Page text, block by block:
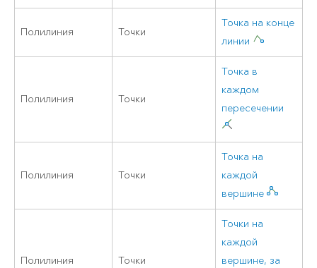
Полилиния Точки
Точка на конце
линии
Полилиния Точки
Точка в
каждом
пересечении
Полилиния Точки
Точка на
каждой
вершине
Полилиния Точки
Точки на
каждой
вершине, за